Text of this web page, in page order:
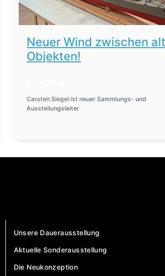
Neuer Wind zwischen
Objekten!
Carsten Siegel ist neuer Sammlungs- und
Ausstellungsleiter
Unsere Dauerausstellung
Aktuelle Sonderausstellung
Die Neukonzeption